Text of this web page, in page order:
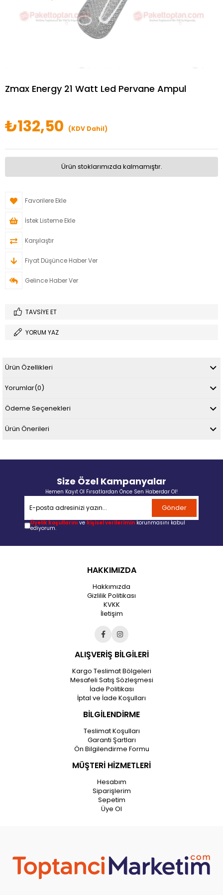
Zmax Energy 21 Watt Led Pervane Ampul
₺132,50 (KDV Dahil)
Ürün stoklarımızda kalmamıştır.
Favorilere Ekle
İstek Listeme Ekle
Karşılaştır
Fiyat Düşünce Haber Ver
Gelince Haber Ver
TAVSIYE ET
YORUM YAZ
Ürün Özellikleri
Yorumlar(0)
Ödeme Seçenekleri
Ürün Önerileri
Size Özel Kampanyalar
Hemen Kayıt Ol Fırsatlardan Önce Sen Haberdar Ol!
Gönder
Üyelik koşullarını ve kişisel verilerimin korunmasını kabul
ediyorum.
HAKKIMIZDA
Hakkımızda
Gizlilik Politikası
KVKK
İletişim
ALIŞVERİŞ BİLGİLERİ
Kargo Teslimat Bölgeleri
Mesafeli Satış Sözleşmesi
İade Politikası
İptal ve İade Koşulları
BİLGİLENDİRME
Teslimat Koşulları
Garanti Şartları
Ön Bilgilendirme Formu
MÜŞTERİ HİZMETLERİ
Hesabım
Siparişlerim
Sepetim
Üye Ol